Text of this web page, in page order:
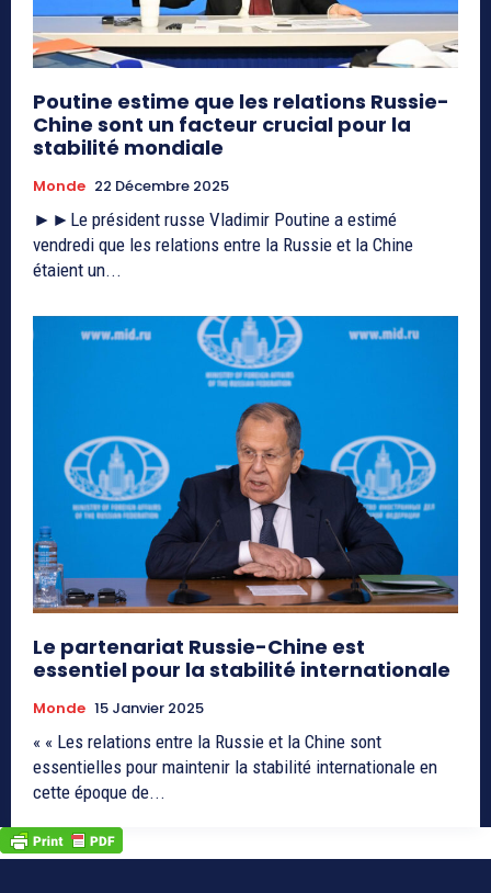
Poutine estime que les relations Russie-
Chine sont un facteur crucial pour la
stabilité mondiale
Monde 22 Décembre 2025
►►Le président russe Vladimir Poutine a estimé
vendredi que les relations entre la Russie et la Chine
étaient un...
Le partenariat Russie-Chine est
essentiel pour la stabilité internationale
Monde 15 Janvier 2025
« « Les relations entre la Russie et la Chine sont
essentielles pour maintenir la stabilité internationale en
cette époque de...